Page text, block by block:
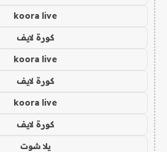
koora live
كورة لايف
koora live
كورة لايف
koora live
كورة لايف
يلا شوت